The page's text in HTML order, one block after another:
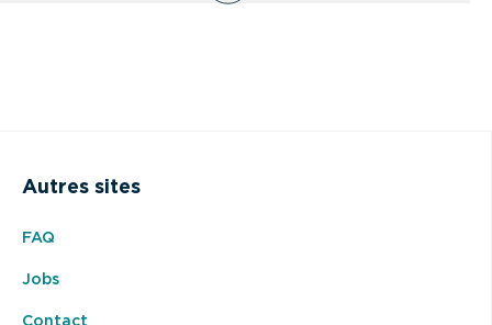
Autres sites
FAQ
Jobs
Contact